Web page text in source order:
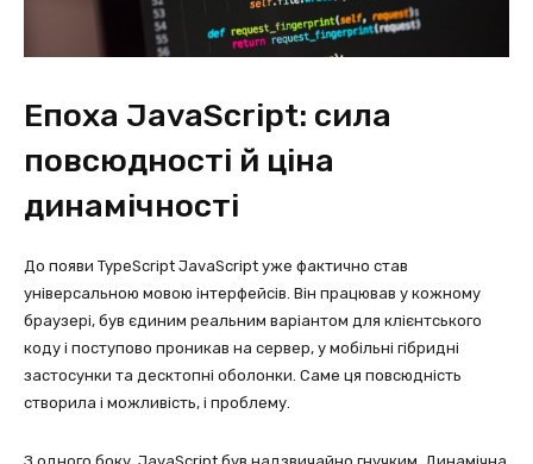
Епоха JavaScript: сила
повсюдності й ціна
динамічності
До появи TypeScript JavaScript уже фактично став
універсальною мовою інтерфейсів. Він працював у кожному
браузері, був єдиним реальним варіантом для клієнтського
коду і поступово проникав на сервер, у мобільні гібридні
застосунки та десктопні оболонки. Саме ця повсюдність
створила і можливість, і проблему.